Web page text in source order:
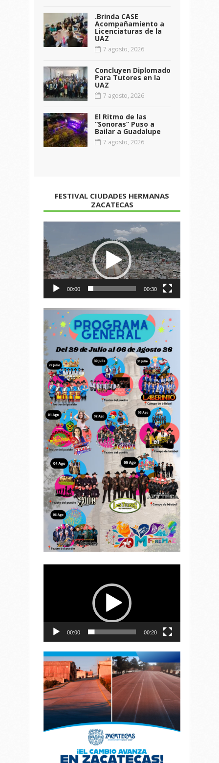
.Brinda CASE
Acompañamiento a
Licenciaturas de la
UAZ
7 agosto, 2026
Concluyen Diplomado
Para Tutores en la
UAZ
7 agosto, 2026
El Ritmo de las
“Sonoras” Puso a
Bailar a Guadalupe
7 agosto, 2026
FESTIVAL CIUDADES HERMANAS
ZACATECAS
de
vídeo
00:00 00:30
00:00 00:20